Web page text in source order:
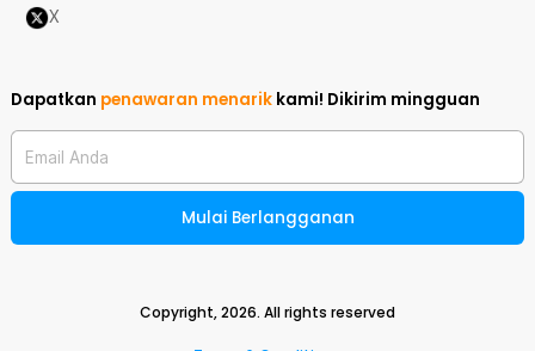
X
Dapatkan penawaran menarik kami! Dikirim mingguan
Email Anda
Mulai Berlangganan
Copyright,2026. All rights reserved